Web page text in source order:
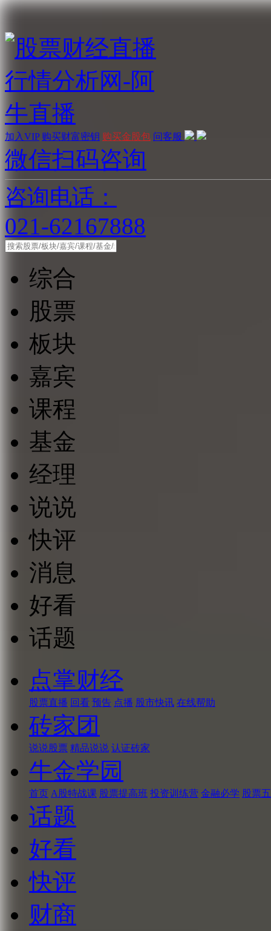
加入VIP 购买财富密钥 购买金股包 问客服
微信扫码咨询
咨询电话：
021-62167888
综合
股票
板块
嘉宾
课程
基金
经理
说说
快评
消息
好看
话题
点掌财经
股票直播 回看 预告 点播 股市快讯 在线帮助
砖家团
说说股票 精品说说 认证砖家
牛金学园
首页 A股特战课 股票提高班 投资训练营 金融必学 股票
话题
好看
快评
财商